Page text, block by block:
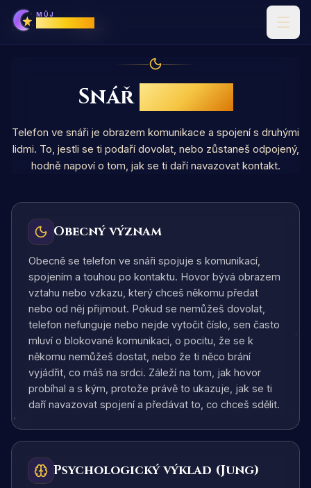
MŮJ
Domů Snář Telefon
Snář
Telefon ve snáři je obrazem komunikace a spojení s druhými
lidmi. To, jestli se ti podaří dovolat, nebo zůstaneš odpojený,
hodně napoví o tom, jak se ti daří navazovat kontakt.
Obecný význam
Obecně se telefon ve snáři spojuje s komunikací,
spojením a touhou po kontaktu. Hovor bývá obrazem
vztahu nebo vzkazu, který chceš někomu předat
nebo od něj přijmout. Pokud se nemůžeš dovolat,
telefon nefunguje nebo nejde vytočit číslo, sen často
mluví o blokované komunikaci, o pocitu, že se k
někomu nemůžeš dostat, nebo že ti něco brání
vyjádřit, co máš na srdci. Záleží na tom, jak hovor
probíhal a s kým, protože právě to ukazuje, jak se ti
daří navazovat spojení a předávat to, co chceš sdělit.
Psychologický výklad (Jung)